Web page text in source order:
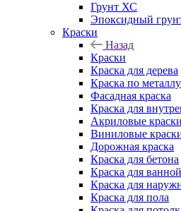
Грунт ХС
Эпоксидный
Краски
Назад
Краски
Краска для дерева
Краска по металлу
Фасадная краска
Краска для
Акриловые
Виниловые
Дорожная краска
Краска для бетона
Краска для
Краска для
Краска для пола